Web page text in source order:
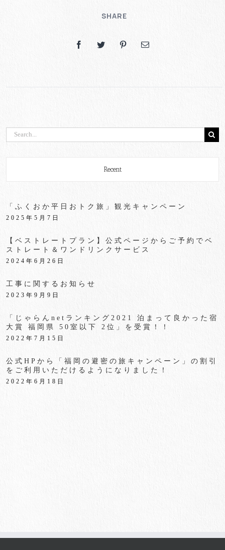
SHARE
索
Recent
「ふくおか平日おトク旅」観光キャンペーン
2025年5月7日
【ベストレートプラン】公式ページからご予約でベ
ストレート＆ワンドリンクサービス
2024年6月26日
工事に関するお知らせ
2023年9月9日
「じゃらんnetランキング2021 泊まって良かった宿
大賞 福岡県 50室以下 2位」を受賞！！
2022年7月15日
公式HPから「福岡の避密の旅キャンペーン」の割引
をご利用いただけるようになりました！
2022年6月18日